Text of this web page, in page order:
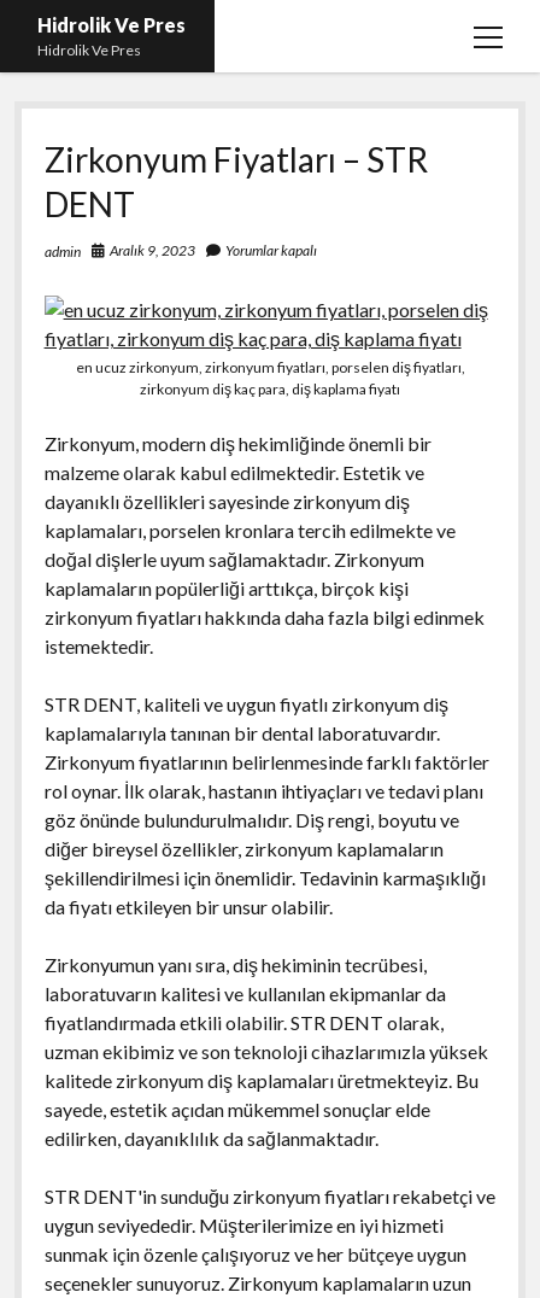
Hidrolik Ve Pres
Hidrolik Ve Pres
menüyü
Zirkonyum Fiyatları – STR
DENT
admin Aralık 9, 2023 Yorumlar kapalı
en ucuz zirkonyum, zirkonyum fiyatları, porselen diş fiyatları,
zirkonyum diş kaç para, diş kaplama fiyatı
Zirkonyum, modern diş hekimliğinde önemli bir
malzeme olarak kabul edilmektedir. Estetik ve
dayanıklı özellikleri sayesinde zirkonyum diş
kaplamaları, porselen kronlara tercih edilmekte ve
doğal dişlerle uyum sağlamaktadır. Zirkonyum
kaplamaların popülerliği arttıkça, birçok kişi
zirkonyum fiyatları hakkında daha fazla bilgi edinmek
istemektedir.
STR DENT, kaliteli ve uygun fiyatlı zirkonyum diş
kaplamalarıyla tanınan bir dental laboratuvardır.
Zirkonyum fiyatlarının belirlenmesinde farklı faktörler
rol oynar. İlk olarak, hastanın ihtiyaçları ve tedavi planı
göz önünde bulundurulmalıdır. Diş rengi, boyutu ve
diğer bireysel özellikler, zirkonyum kaplamaların
şekillendirilmesi için önemlidir. Tedavinin karmaşıklığı
da fiyatı etkileyen bir unsur olabilir.
Zirkonyumun yanı sıra, diş hekiminin tecrübesi,
laboratuvarın kalitesi ve kullanılan ekipmanlar da
fiyatlandırmada etkili olabilir. STR DENT olarak,
uzman ekibimiz ve son teknoloji cihazlarımızla yüksek
kalitede zirkonyum diş kaplamaları üretmekteyiz. Bu
sayede, estetik açıdan mükemmel sonuçlar elde
edilirken, dayanıklılık da sağlanmaktadır.
STR DENT'in sunduğu zirkonyum fiyatları rekabetçi ve
uygun seviyededir. Müşterilerimize en iyi hizmeti
sunmak için özenle çalışıyoruz ve her bütçeye uygun
seçenekler sunuyoruz. Zirkonyum kaplamaların uzun